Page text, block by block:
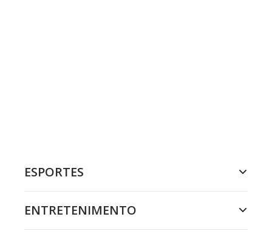
ESPORTES
ENTRETENIMENTO